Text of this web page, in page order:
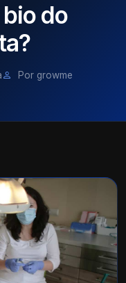
do
Por growme